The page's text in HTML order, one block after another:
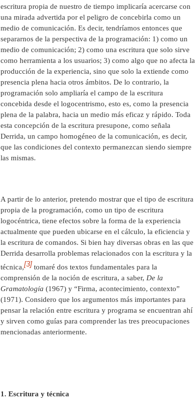
escritura propia de nuestro de tiempo implicaría acercarse con
una mirada advertida por el peligro de concebirla como un
medio de comunicación. Es decir, tendríamos entonces que
separarnos de la perspectiva de la programación: 1) como un
medio de comunicación; 2) como una escritura que solo sirve
como herramienta a los usuarios; 3) como algo que no afecta la
producción de la experiencia, sino que solo la extiende como
presencia plena hacia otros ámbitos. De lo contrario, la
programación solo ampliaría el campo de la escritura
concebida desde el logocentrismo, esto es, como la presencia
plena de la palabra, hacia un medio más eficaz y rápido. Toda
esta concepción de la escritura presupone, como señala
Derrida, un campo homogéneo de la comunicación, es decir,
que las condiciones del contexto permanezcan siendo siempre
las mismas.
A partir de lo anterior, pretendo mostrar que el tipo de escritura
propia de la programación, como un tipo de escritura
logocéntrica, tiene efectos sobre la forma de la experiencia
actualmente que pueden ubicarse en el cálculo, la eficiencia y
la escritura de comandos. Si bien hay diversas obras en las que
Derrida desarrolla problemas relacionados con la escritura y la
técnica,[3] tomaré dos textos fundamentales para la
comprensión de la noción de escritura, a saber, De la
Gramatología (1967) y “Firma, acontecimiento, contexto”
(1971). Considero que los argumentos más importantes para
pensar la relación entre escritura y programa se encuentran ahí
y sirven como guías para comprender las tres preocupaciones
mencionadas anteriormente.
1. Escritura y técnica